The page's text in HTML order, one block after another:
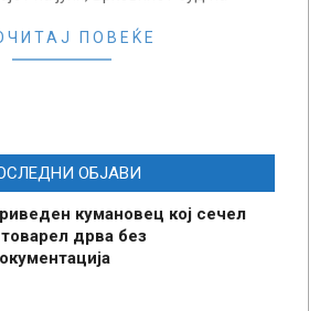
ПОВЕЌЕ
ОБЈАВИ
кумановец кој сечел
дрва без